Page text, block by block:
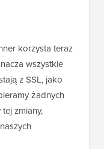
korzysta teraz
wszystkie
z SSL, jako
żadnych
zmiany,